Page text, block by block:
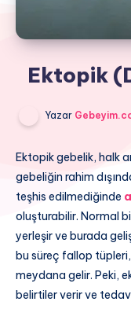
Ektopik
Yazar
Ektopik gebelik, halk
gebeliğin rahim
teşhis edilmediğinde
oluşturabilir. Normal
yerleşir ve burada
bu süreç fallop
meydana gelir. Peki,
belirtiler verir ve